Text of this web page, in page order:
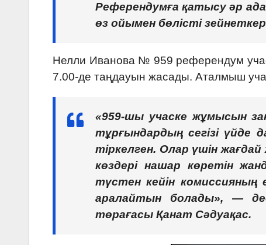
Референдумға қатысу әр
өз ойымен бөлісті
Нелли Иванова № 959 референдум
7.00-де таңдауын жасады. Аталмыш
«959-шы учаске жұмысын
тұрғындардың сегізі үйде
тіркелген. Олар үшін
көздері нашар көретін
түстен кейін комиссияның
аралайтын болады», —
төрағасы Қанат Сәдуақас.